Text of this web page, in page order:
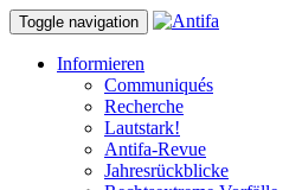
Toggle navigation
Informieren
Communiqués
Recherche
Lautstark!
Antifa-Revue
Jahresrückblicke